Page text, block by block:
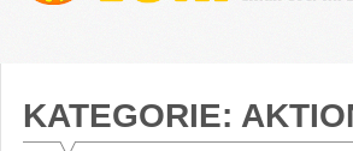
Bereich
KATEGORIE: